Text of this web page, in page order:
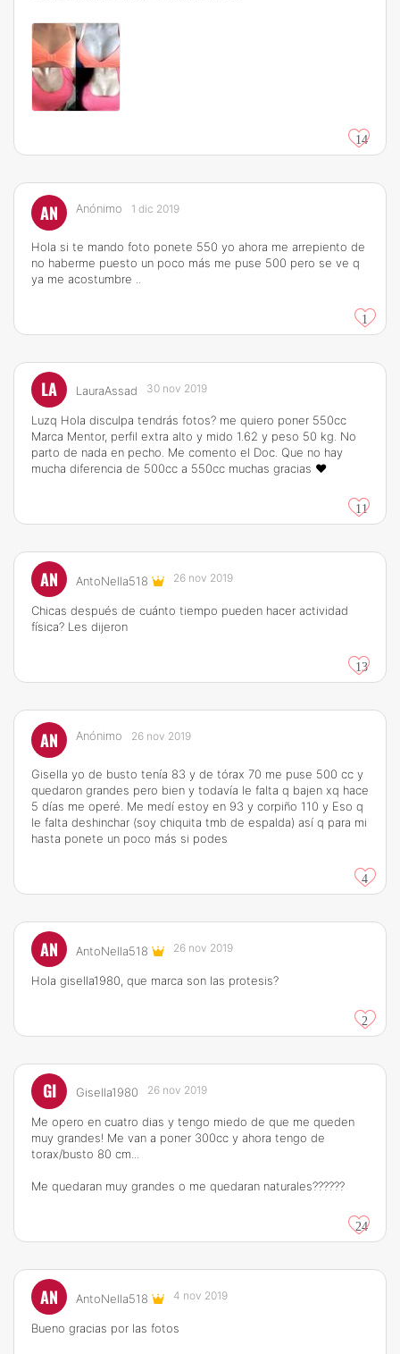
14
AN Anónimo 1 dic 2019
Hola si te mando foto ponete 550 yo ahora me arrepiento de
no haberme puesto un poco más me puse 500 pero se ve q
ya me acostumbre ..
1
LA LauraAssad 30 nov 2019
Luzq Hola disculpa tendrás fotos? me quiero poner 550cc
Marca Mentor, perfil extra alto y mido 1.62 y peso 50 kg. No
parto de nada en pecho. Me comento el Doc. Que no hay
mucha diferencia de 500cc a 550cc muchas gracias ❤
11
AN AntoNella518 26 nov 2019
Chicas después de cuánto tiempo pueden hacer actividad
física? Les dijeron
13
AN Anónimo 26 nov 2019
Gisella yo de busto tenía 83 y de tórax 70 me puse 500 cc y
quedaron grandes pero bien y todavía le falta q bajen xq hace
5 días me operé. Me medí estoy en 93 y corpiño 110 y Eso q
le falta deshinchar (soy chiquita tmb de espalda) así q para mi
hasta ponete un poco más si podes
4
AN AntoNella518 26 nov 2019
Hola gisella1980, que marca son las protesis?
2
GI Gisella1980 26 nov 2019
Me opero en cuatro dias y tengo miedo de que me queden
muy grandes! Me van a poner 300cc y ahora tengo de
torax/busto 80 cm...
Me quedaran muy grandes o me quedaran naturales??????
24
AN AntoNella518 4 nov 2019
Bueno gracias por las fotos